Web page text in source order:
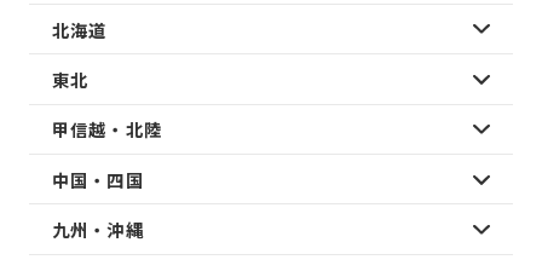
北海道
東北
甲信越・北陸
中国・四国
九州・沖縄